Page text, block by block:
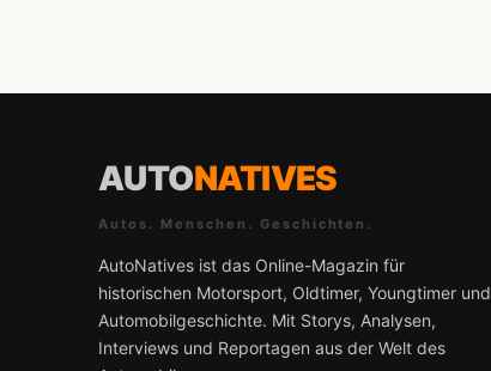
AUTONATIVES
Autos. Menschen. Geschichten.
AutoNatives ist das Online-Magazin für
historischen Motorsport, Oldtimer, Youngtimer und
Automobilgeschichte. Mit Storys, Analysen,
Interviews und Reportagen aus der Welt des